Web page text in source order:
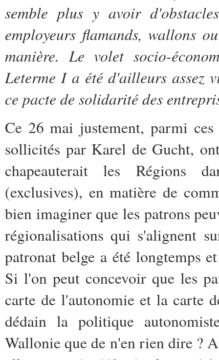
semble plus y avoir
employeurs flamands, wallons
manière. Le volet socio-
Leterme I a été d'ailleurs assez
ce pacte de solidarité des
Ce 26 mai justement, parmi ces
sollicités par Karel de Gucht,
chapeauterait les Régions
(exclusives), en matière de
bien imaginer que les patrons
régionalisations qui s'alignent
patronat belge a été longtemps
Si l'on peut concevoir que les
carte de l'autonomie et la carte
dédain la politique
Wallonie que de n'en rien dire ?